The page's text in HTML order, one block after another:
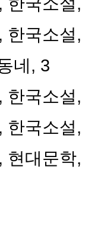
한국소설
네, 3
한국소설
한국소설
현대문학